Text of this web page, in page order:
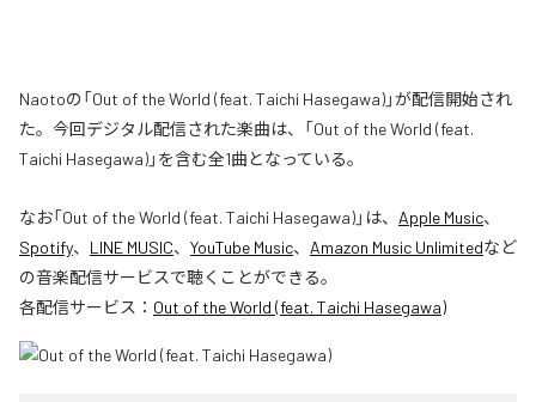
Naotoの「Out of the World (feat. Taichi Hasegawa)」が配信開始され
た。今回デジタル配信された楽曲は、「Out of the World (feat.
Taichi Hasegawa)」を含む全1曲となっている。
なお「Out of the World (feat. Taichi Hasegawa)」は、 Apple Music、
Spotify、 LINE MUSIC、 YouTube Music、 Amazon Music Unlimitedなど
の音楽配信サービスで聴くことができる。
各配信サービス： Out of the World (feat. Taichi Hasegawa)